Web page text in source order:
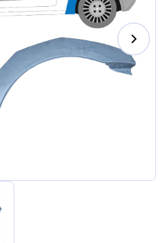
Suomen
Hrvatski
Português